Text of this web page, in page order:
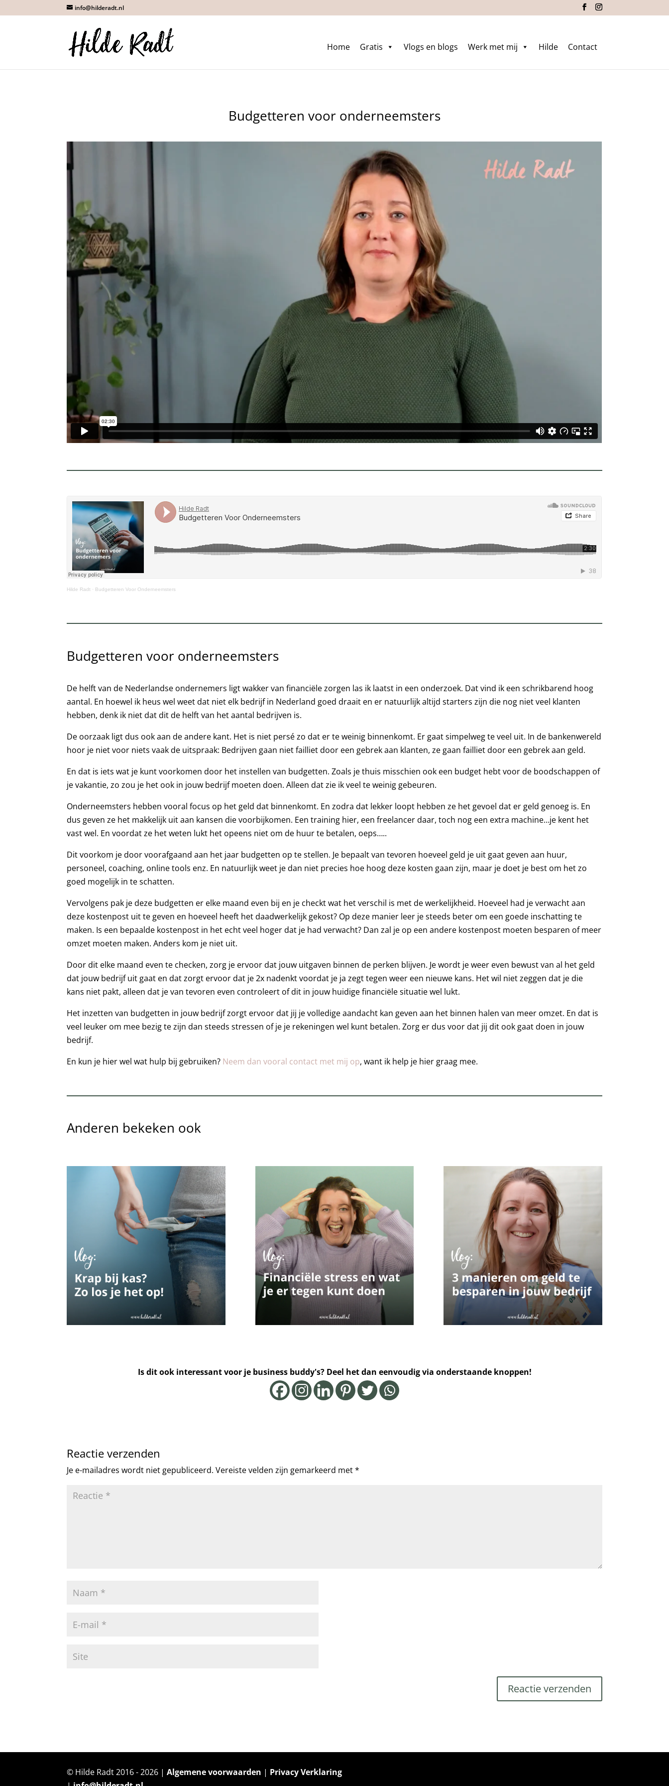
info@hilderadt.nl
Home Gratis Vlogs en blogs Werk met mij Hilde Contact
Budgetteren voor onderneemsters
Hilde Radt · Budgetteren Voor Onderneemsters
Budgetteren voor onderneemsters
De helft van de Nederlandse ondernemers ligt wakker van financiële zorgen las ik laatst in een onderzoek. Dat vind ik een schrikbarend hoog
aantal. En hoewel ik heus wel weet dat niet elk bedrijf in Nederland goed draait en er natuurlijk altijd starters zijn die nog niet veel klanten
hebben, denk ik niet dat dit de helft van het aantal bedrijven is.
De oorzaak ligt dus ook aan de andere kant. Het is niet persé zo dat er te weinig binnenkomt. Er gaat simpelweg te veel uit. In de bankenwereld
hoor je niet voor niets vaak de uitspraak: Bedrijven gaan niet failliet door een gebrek aan klanten, ze gaan failliet door een gebrek aan geld.
En dat is iets wat je kunt voorkomen door het instellen van budgetten. Zoals je thuis misschien ook een budget hebt voor de boodschappen of
je vakantie, zo zou je het ook in jouw bedrijf moeten doen. Alleen dat zie ik veel te weinig gebeuren.
Onderneemsters hebben vooral focus op het geld dat binnenkomt. En zodra dat lekker loopt hebben ze het gevoel dat er geld genoeg is. En
dus geven ze het makkelijk uit aan kansen die voorbijkomen. Een training hier, een freelancer daar, toch nog een extra machine…je kent het
vast wel. En voordat ze het weten lukt het opeens niet om de huur te betalen, oeps…..
Dit voorkom je door voorafgaand aan het jaar budgetten op te stellen. Je bepaalt van tevoren hoeveel geld je uit gaat geven aan huur,
personeel, coaching, online tools enz. En natuurlijk weet je dan niet precies hoe hoog deze kosten gaan zijn, maar je doet je best om het zo
goed mogelijk in te schatten.
Vervolgens pak je deze budgetten er elke maand even bij en je checkt wat het verschil is met de werkelijkheid. Hoeveel had je verwacht aan
deze kostenpost uit te geven en hoeveel heeft het daadwerkelijk gekost? Op deze manier leer je steeds beter om een goede inschatting te
maken. Is een bepaalde kostenpost in het echt veel hoger dat je had verwacht? Dan zal je op een andere kostenpost moeten besparen of meer
omzet moeten maken. Anders kom je niet uit.
Door dit elke maand even te checken, zorg je ervoor dat jouw uitgaven binnen de perken blijven. Je wordt je weer even bewust van al het geld
dat jouw bedrijf uit gaat en dat zorgt ervoor dat je 2x nadenkt voordat je ja zegt tegen weer een nieuwe kans. Het wil niet zeggen dat je die
kans niet pakt, alleen dat je van tevoren even controleert of dit in jouw huidige financiële situatie wel lukt.
Het inzetten van budgetten in jouw bedrijf zorgt ervoor dat jij je volledige aandacht kan geven aan het binnen halen van meer omzet. En dat is
veel leuker om mee bezig te zijn dan steeds stressen of je je rekeningen wel kunt betalen. Zorg er dus voor dat jij dit ook gaat doen in jouw
bedrijf.
En kun je hier wel wat hulp bij gebruiken? Neem dan vooral contact met mij op, want ik help je hier graag mee.​
Anderen bekeken ook
Is dit ook interessant voor je business buddy's? Deel het dan eenvoudig via onderstaande knoppen!
Reactie verzenden
Je e-mailadres wordt niet gepubliceerd. Vereiste velden zijn gemarkeerd met*
n
© Hilde Radt 2016 - 2026 |Algemene voorwaarden | Privacy Verklaring